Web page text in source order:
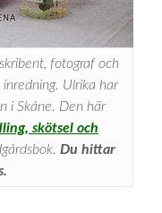
fotograf och
inredning. Ulrika har
i Skåne. Den här
skötsel och
Du hittar